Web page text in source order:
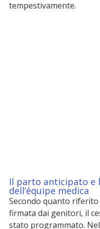
tempestivamente.
Il parto anticipato e
dell’équipe medica
Secondo quanto
firmata dai genitori, il
stato programmato.